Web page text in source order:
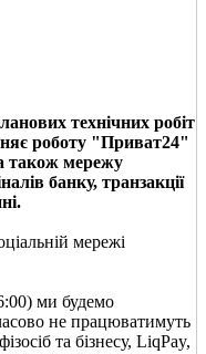
технічних робіт
роботу "Приват24"
а також мережу
банку, транзакції
мережі
ми будемо
не працюватимуть
та бізнесу, LiqPay,